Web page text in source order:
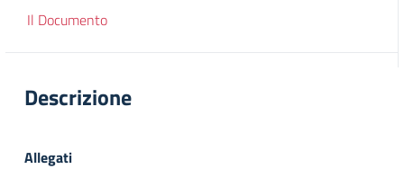
Il Documento
Descrizione
Allegati